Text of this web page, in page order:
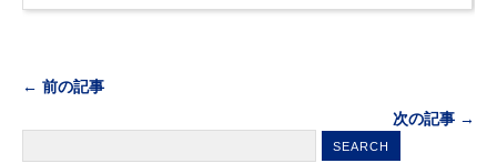
← 前の記事
次の記事 →